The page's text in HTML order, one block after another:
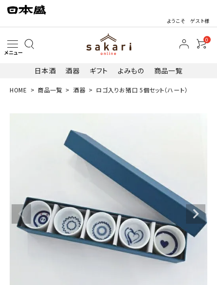
ようこそ ゲスト様
メニュー
0
日本酒 酒器 ギフト よみもの 商品一覧
最近閲覧した商品
ロゴ入りお猪
口 5個セット
（ハート）
HOME 商品一覧 酒器 ロゴ入りお猪口 5個セット（ハート）